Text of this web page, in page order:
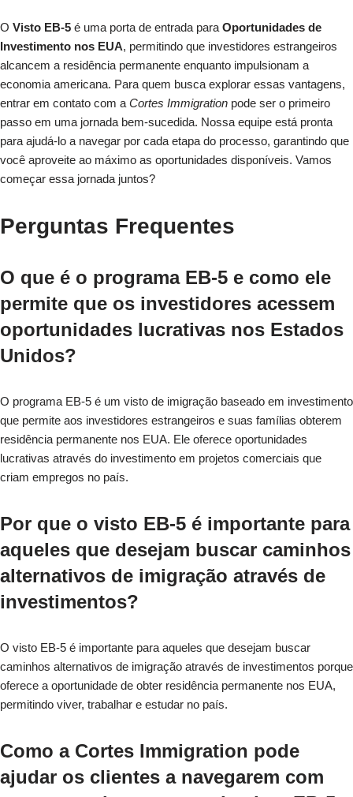
O Visto EB-5 é uma porta de entrada para Oportunidades de
Investimento nos EUA, permitindo que investidores estrangeiros
alcancem a residência permanente enquanto impulsionam a
economia americana. Para quem busca explorar essas vantagens,
entrar em contato com a Cortes Immigration pode ser o primeiro
passo em uma jornada bem-sucedida. Nossa equipe está pronta
para ajudá-lo a navegar por cada etapa do processo, garantindo que
você aproveite ao máximo as oportunidades disponíveis. Vamos
começar essa jornada juntos?
Perguntas Frequentes
O que é o programa EB-5 e como ele
permite que os investidores acessem
oportunidades lucrativas nos Estados
Unidos?
O programa EB-5 é um visto de imigração baseado em investimento
que permite aos investidores estrangeiros e suas famílias obterem
residência permanente nos EUA. Ele oferece oportunidades
lucrativas através do investimento em projetos comerciais que
criam empregos no país.
Por que o visto EB-5 é importante para
aqueles que desejam buscar caminhos
alternativos de imigração através de
investimentos?
O visto EB-5 é importante para aqueles que desejam buscar
caminhos alternativos de imigração através de investimentos porque
oferece a oportunidade de obter residência permanente nos EUA,
permitindo viver, trabalhar e estudar no país.
Como a Cortes Immigration pode
ajudar os clientes a navegarem com